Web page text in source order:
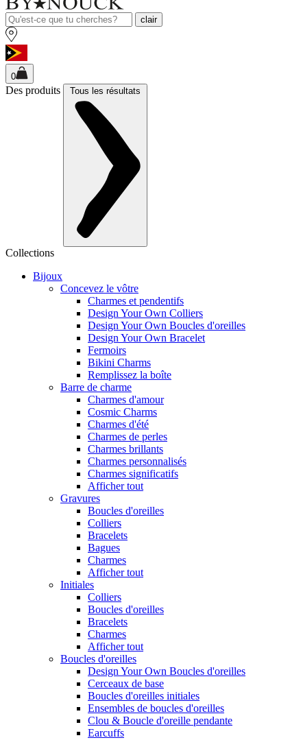
clair
0
Des produits Tous les résultats
Collections
Bijoux
Concevez le vôtre
Charmes et pendentifs
Design Your Own Colliers
Design Your Own Boucles d'oreilles
Design Your Own Bracelet
Fermoirs
Bikini Charms
Remplissez la boîte
Barre de charme
Charmes d'amour
Cosmic Charms
Charmes d'été
Charmes de perles
Charmes brillants
Charmes personnalisés
Charmes significatifs
Afficher tout
Gravures
Boucles d'oreilles
Colliers
Bracelets
Bagues
Charmes
Afficher tout
Initiales
Colliers
Boucles d'oreilles
Bracelets
Charmes
Afficher tout
Boucles d'oreilles
Design Your Own Boucles d'oreilles
Cerceaux de base
Boucles d'oreilles initiales
Ensembles de boucles d'oreilles
Clou & Boucle d'oreille pendante
Earcuffs